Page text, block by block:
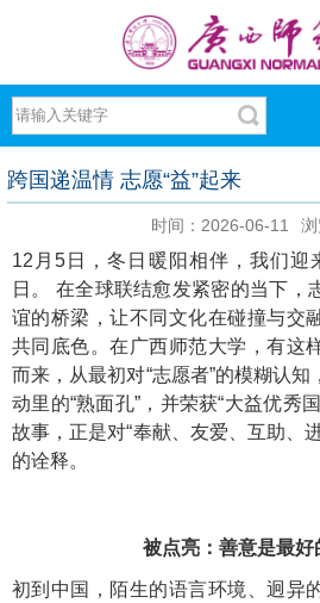
跨国递温情 志愿“益”起来
时间：2026-06-11 浏
12月5日，冬日暖阳相伴，我们迎
日。 在全球联结愈发紧密的当下，
谊的桥梁，让不同文化在碰撞与交
共同底色。在广西师范大学，有这
而来，从最初对“志愿者”的模糊认
动里的“熟面孔”，并荣获“大益优秀
故事，正是对“奉献、友爱、互助、
的诠释。
被点亮：善意是最好
初到中国，陌生的语言环境、迥异